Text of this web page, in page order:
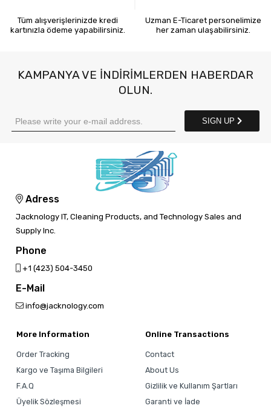
Tüm alışverişlerinizde kredi
kartınızla ödeme yapabilirsiniz.
Uzman E-Ticaret personelimize
her zaman ulaşabilirsiniz.
KAMPANYA VE INDIRIMLERDEN HABERDAR
OLUN.
SIGN UP
Adress
Jacknology IT, Cleaning Products, and Technology Sales and
Supply Inc.
Phone
‎+1 (423) 504-3450
E-Mail
info@jacknology.com
More Information
Order Tracking
Kargo ve Taşıma Bilgileri
F.A.Q
Üyelik Sözleşmesi
Online Transactions
Contact
About Us
Gizlilik ve Kullanım Şartları
Garanti ve İade